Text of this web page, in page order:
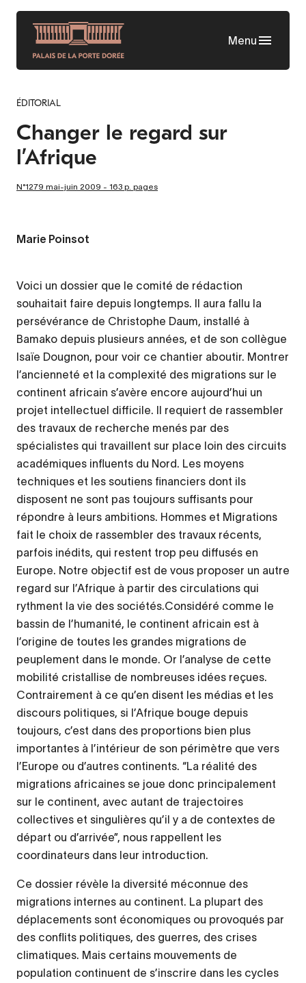
Skip
content
Menu
ÉDITORIAL
Changer le regard sur
l’Afrique
N°1279 mai-juin 2009 - 163 p. pages
Marie Poinsot
Voici un dossier que le comité de rédaction
souhaitait faire depuis longtemps. Il aura fallu la
persévérance de Christophe Daum, installé à
Bamako depuis plusieurs années, et de son collègue
Isaïe Dougnon, pour voir ce chantier aboutir. Montrer
l’ancienneté et la complexité des migrations sur le
continent africain s’avère encore aujourd’hui un
projet intellectuel difficile. Il requiert de rassembler
des travaux de recherche menés par des
spécialistes qui travaillent sur place loin des circuits
académiques influents du Nord. Les moyens
techniques et les soutiens financiers dont ils
disposent ne sont pas toujours suffisants pour
répondre à leurs ambitions. Hommes et Migrations
fait le choix de rassembler des travaux récents,
parfois inédits, qui restent trop peu diffusés en
Europe. Notre objectif est de vous proposer un autre
regard sur l’Afrique à partir des circulations qui
rythment la vie des sociétés.Considéré comme le
bassin de l’humanité, le continent africain est à
l’origine de toutes les grandes migrations de
peuplement dans le monde. Or l’analyse de cette
mobilité cristallise de nombreuses idées reçues.
Contrairement à ce qu’en disent les médias et les
discours politiques, si l’Afrique bouge depuis
toujours, c’est dans des proportions bien plus
importantes à l’intérieur de son périmètre que vers
l’Europe ou d’autres continents. “La réalité des
migrations africaines se joue donc principalement
sur le continent, avec autant de trajectoires
collectives et singulières qu’il y a de contextes de
départ ou d’arrivée”, nous rappellent les
coordinateurs dans leur introduction.
Ce dossier révèle la diversité méconnue des
migrations internes au continent. La plupart des
déplacements sont économiques ou provoqués par
des conflits politiques, des guerres, des crises
climatiques. Mais certains mouvements de
population continuent de s’inscrire dans les cycles